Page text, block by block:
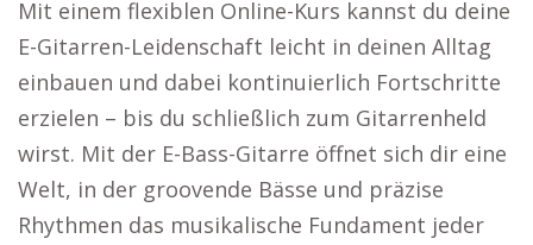
Mit einem flexiblen Online-Kurs kannst du deine
E-Gitarren-Leidenschaft leicht in deinen Alltag
einbauen und dabei kontinuierlich Fortschritte
erzielen – bis du schließlich zum Gitarrenheld
wirst. Mit der E-Bass-Gitarre öffnet sich dir eine
Welt, in der groovende Bässe und präzise
Rhythmen das musikalische Fundament jeder